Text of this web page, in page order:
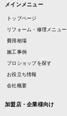
メインメニュー
トップページ
リフォーム・修理メニュー
費用相場
施工事例
プロショップを探す
お役立ち情報
会社概要
加盟店・企業様向け